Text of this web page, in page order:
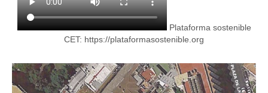
Plataforma sostenible
CET: https://plataformasostenible.org